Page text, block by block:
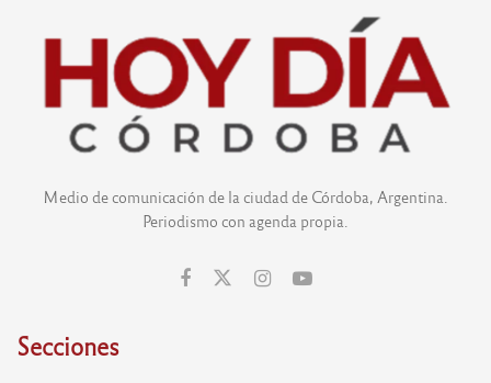
Medio de comunicación de la ciudad de Córdoba, Argentina.
Periodismo con agenda propia.
Secciones